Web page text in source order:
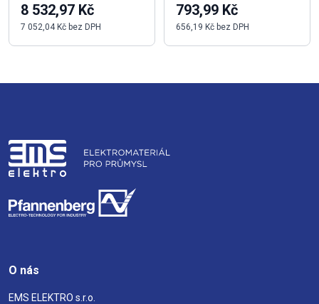
8 532,97 Kč
7 052,04 Kč bez DPH
793,99 Kč
656,19 Kč bez DPH
O nás
EMS ELEKTRO s.r.o.